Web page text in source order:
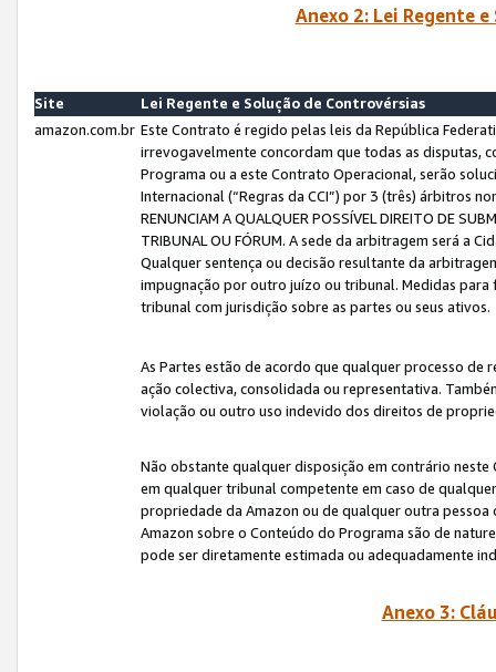
Anexo 2: Lei Regente
Site
Lei Regente e Solução de Controvérsias
amazon.com.br Este Contrato é regido pelas leis da República
irrevogavelmente concordam que todas as disputas,
Programa ou a este Contrato Operacional, serão
Internacional (“Regras da CCI”) por 3 (três) árbitros
RENUNCIAM A QUALQUER POSSÍVEL DIREITO DE
TRIBUNAL OU FÓRUM. A sede da arbitragem será a
Qualquer sentença ou decisão resultante da
impugnação por outro juízo ou tribunal. Medidas
tribunal com jurisdição sobre as partes ou seus ativos.
As Partes estão de acordo que qualquer processo
ação colectiva, consolidada ou representativa.
violação ou outro uso indevido dos direitos de
Não obstante qualquer disposição em contrário
em qualquer tribunal competente em caso de
propriedade da Amazon ou de qualquer outra
Amazon sobre o Conteúdo do Programa são de
pode ser diretamente estimada ou adequadamente
Anexo 3: